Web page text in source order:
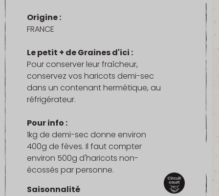
Origine :
FRANCE
Le petit + de Graines d'ici :
Pour conserver leur fraîcheur,
conservez vos haricots demi-sec
dans un contenant hermétique, au
réfrigérateur.
Pour info :
1kg de demi-sec donne environ
400g de fèves. Il faut compter
environ 500g d'haricots non-
écossés par personne.
Saisonnalité